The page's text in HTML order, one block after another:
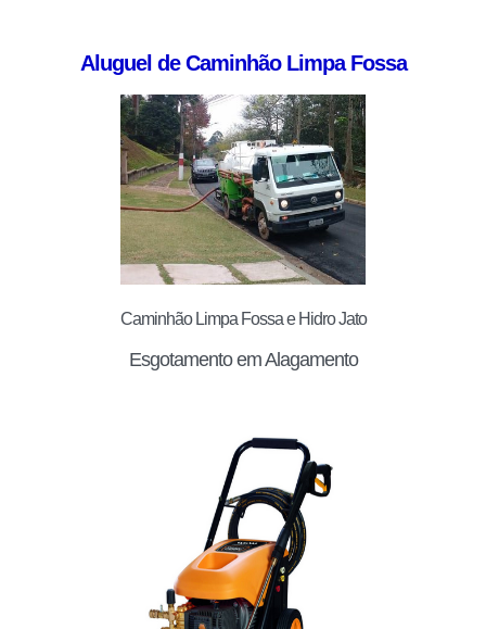
Aluguel de Caminhão Limpa Fossa
Caminhão Limpa Fossa e Hidro Jato
Esgotamento em Alagamento